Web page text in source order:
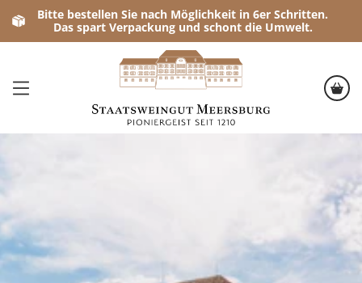
Bitte bestellen Sie nach Möglichkeit in 6er Schritten.
Das spart Verpackung und schont die Umwelt.